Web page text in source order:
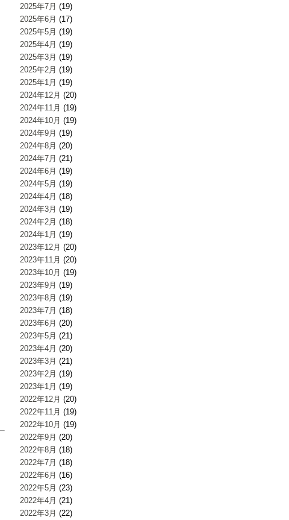
2025年7月 (19)
2025年6月 (17)
2025年5月 (19)
2025年4月 (19)
2025年3月 (19)
2025年2月 (19)
2025年1月 (19)
2024年12月 (20)
2024年11月 (19)
2024年10月 (19)
2024年9月 (19)
2024年8月 (20)
2024年7月 (21)
2024年6月 (19)
2024年5月 (19)
2024年4月 (18)
2024年3月 (19)
2024年2月 (18)
2024年1月 (19)
2023年12月 (20)
2023年11月 (20)
2023年10月 (19)
2023年9月 (19)
2023年8月 (19)
2023年7月 (18)
2023年6月 (20)
2023年5月 (21)
2023年4月 (20)
2023年3月 (21)
2023年2月 (19)
2023年1月 (19)
2022年12月 (20)
2022年11月 (19)
2022年10月 (19)
2022年9月 (20)
2022年8月 (18)
2022年7月 (18)
2022年6月 (16)
2022年5月 (23)
2022年4月 (21)
2022年3月 (22)